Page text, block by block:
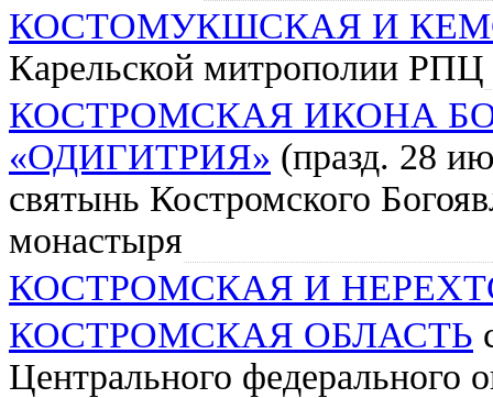
КОСТОМУКШСКАЯ И
Карельской митрополии РПЦ
КОСТРОМСКАЯ ИКОНА
«ОДИГИТРИЯ» (празд. 28
святынь Костромского
монастыря
КОСТРОМСКАЯ И
КОСТРОМСКАЯ ОБЛАСТЬ
Центрального федерального